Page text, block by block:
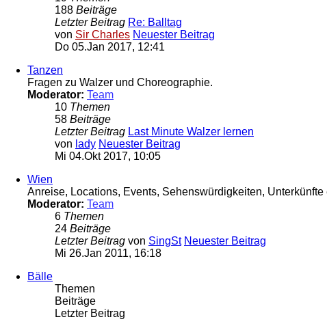
188 Beiträge
Letzter Beitrag Re: Balltag
von Sir Charles Neuester Beitrag
Do 05.Jan 2017, 12:41
Tanzen
Fragen zu Walzer und Choreographie.
Moderator: Team
10 Themen
58 Beiträge
Letzter Beitrag Last Minute Walzer lernen
von lady Neuester Beitrag
Mi 04.Okt 2017, 10:05
Wien
Anreise, Locations, Events, Sehenswürdigkeiten, Unterkünfte
Moderator: Team
6 Themen
24 Beiträge
Letzter Beitrag von SingSt Neuester Beitrag
Mi 26.Jan 2011, 16:18
Bälle
Themen
Beiträge
Letzter Beitrag